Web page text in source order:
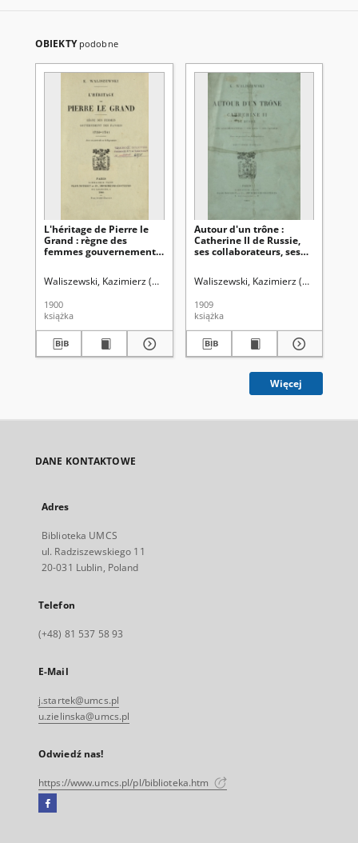
OBIEKTY podobne
L'héritage de Pierre le
Grand : règne des
femmes gouvernement
Waliszewski, Kazimierz (1849-1935)
1900
książka
Autour d'un trône :
Catherine II de Russie,
ses collaborateurs, ses
Waliszewski, Kazimierz (1849-1935)
1909
książka
Więcej
DANE KONTAKTOWE
Adres
Biblioteka UMCS
ul. Radziszewskiego 11
20-031 Lublin, Poland
Telefon
(+48) 81 537 58 93
E-Mail
j.startek@umcs.pl
u.zielinska@umcs.pl
Odwiedź nas!
https://www.umcs.pl/pl/biblioteka.htm
Facebook